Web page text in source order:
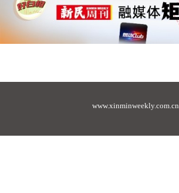
www.xinminweekly.com.cn